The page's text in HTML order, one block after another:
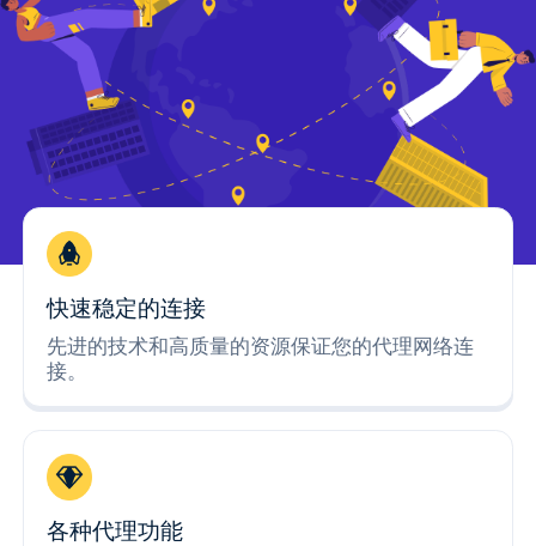
快速稳定的连接
先进的技术和高质量的资源保证您的代理网络连
接。
各种代理功能